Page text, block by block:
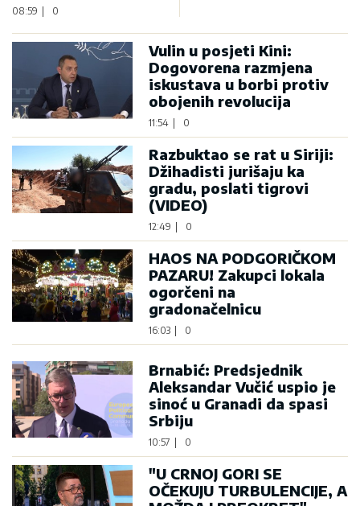
08:59 0
Vulin u posjeti Kini:
Dogovorena razmjena
iskustava u borbi protiv
obojenih revolucija
11:54 0
Razbuktao se rat u Siriji:
Džihadisti jurišaju ka
gradu, poslati tigrovi
(VIDEO)
12:49 0
HAOS NA PODGORIČKOM
PAZARU! Zakupci lokala
ogorčeni na
gradonačelnicu
16:03 0
Brnabić: Predsjednik
Aleksandar Vučić uspio je
sinoć u Granadi da spasi
Srbiju
10:57 0
"U CRNOJ GORI SE
OČEKUJU TURBULENCIJE, A